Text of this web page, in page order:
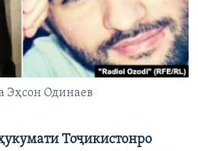
Эҳсон Одинаев
Тоҷикистонро